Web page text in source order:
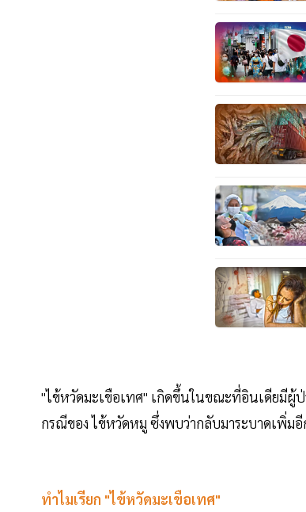
"ไข้หวัดมะเขือเทศ" เกิดขึ้นในขณะที่อินเดียมีผู้
กรณีของ ไข้หวัดหมู ซึ่งพบว่ากลับมาระบาดเพิ่มอี
ทำไมเรียก "ไข้หวัดมะเขือเทศ"